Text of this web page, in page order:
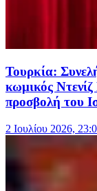
Τουρκία:
κωμικός
προσβολή του
2 Ιουλίου 2026,